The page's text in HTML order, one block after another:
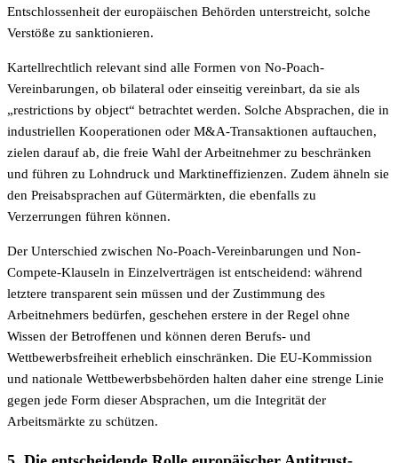
Entschlossenheit der europäischen Behörden unterstreicht, solche
Verstöße zu sanktionieren.
Kartellrechtlich relevant sind alle Formen von No-Poach-
Vereinbarungen, ob bilateral oder einseitig vereinbart, da sie als
„restrictions by object“ betrachtet werden. Solche Absprachen, die in
industriellen Kooperationen oder M&A-Transaktionen auftauchen,
zielen darauf ab, die freie Wahl der Arbeitnehmer zu beschränken
und führen zu Lohndruck und Marktineffizienzen. Zudem ähneln sie
den Preisabsprachen auf Gütermärkten, die ebenfalls zu
Verzerrungen führen können.
Der Unterschied zwischen No-Poach-Vereinbarungen und Non-
Compete-Klauseln in Einzelverträgen ist entscheidend: während
letztere transparent sein müssen und der Zustimmung des
Arbeitnehmers bedürfen, geschehen erstere in der Regel ohne
Wissen der Betroffenen und können deren Berufs- und
Wettbewerbsfreiheit erheblich einschränken. Die EU-Kommission
und nationale Wettbewerbsbehörden halten daher eine strenge Linie
gegen jede Form dieser Absprachen, um die Integrität der
Arbeitsmärkte zu schützen.